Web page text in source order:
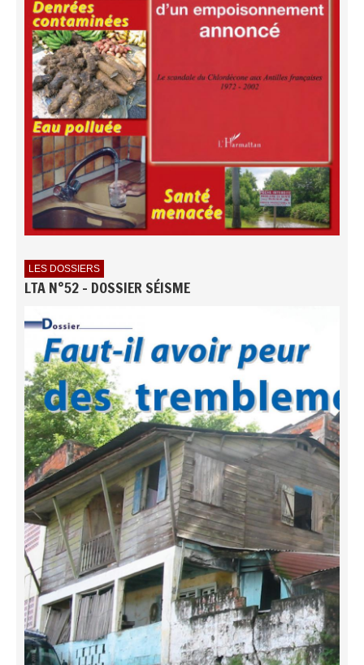
LES DOSSIERS
LTA N°52 - DOSSIER SÉISME